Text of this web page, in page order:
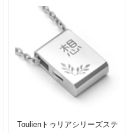
Toulienトゥリアシリーズステ